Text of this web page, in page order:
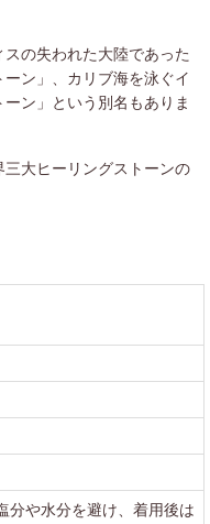
の失われた大陸であった
ン」、カリブ海を泳ぐイ
ン」という別名もありま
大ヒーリングストーンの
分や水分を避け、着用後は